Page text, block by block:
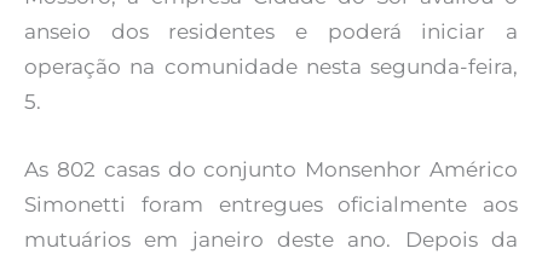
anseio dos residentes e poderá iniciar a
operação na comunidade nesta segunda-feira,
5.
As 802 casas do conjunto Monsenhor Américo
Simonetti foram entregues oficialmente aos
mutuários em janeiro deste ano. Depois da